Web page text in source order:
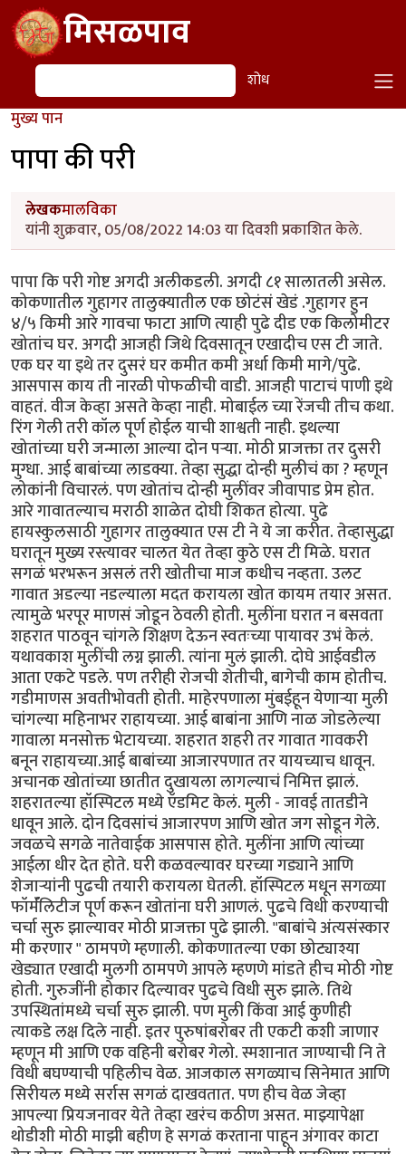
Skip to main contentमिसळपाव
शोध शोध
मुख्य पान
पापा की परी
लेखकमालविका
यांनी शुक्रवार, 05/08/2022 14:03 या दिवशी प्रकाशित केले.
पापा कि परी गोष्ट अगदी अलीकडली. अगदी ८१ सालातली असेल.
कोकणातील गुहागर तालुक्यातील एक छोटंसं खेडं .गुहागर हुन
४/५ किमी आरे गावचा फाटा आणि त्याही पुढे दीड एक किलोमीटर
खोतांच घर. अगदी आजही जिथे दिवसातून एखादीच एस टी जाते.
एक घर या इथे तर दुसरं घर कमीत कमी अर्धा किमी मागे/पुढे.
आसपास काय ती नारळी पोफळीची वाडी. आजही पाटाचं पाणी इथे
वाहतं. वीज केव्हा असते केव्हा नाही. मोबाईल च्या रेंजची तीच कथा.
रिंग गेली तरी कॉल पूर्ण होईल याची शाश्वती नाही. इथल्या
खोतांच्या घरी जन्माला आल्या दोन पऱ्या. मोठी प्राजक्ता तर दुसरी
मुग्धा. आई बाबांच्या लाडक्या. तेव्हा सुद्धा दोन्ही मुलीचं का ? म्हणून
लोकांनी विचारलं. पण खोतांच दोन्ही मुलींवर जीवापाड प्रेम होत.
आरे गावातल्याच मराठी शाळेत दोघी शिकत होत्या. पुढे
हायस्कुलसाठी गुहागर तालुक्यात एस टी ने ये जा करीत. तेव्हासुद्धा
घरातून मुख्य रस्त्यावर चालत येत तेव्हा कुठे एस टी मिळे. घरात
सगळं भरभरून असलं तरी खोतीचा माज कधीच नव्हता. उलट
गावात अडल्या नडल्याला मदत करायला खोत कायम तयार असत.
त्यामुळे भरपूर माणसं जोडून ठेवली होती. मुलींना घरात न बसवता
शहरात पाठवून चांगले शिक्षण देऊन स्वतःच्या पायावर उभं केलं.
यथावकाश मुलींची लग्न झाली. त्यांना मुलं झाली. दोघे आईवडील
आता एकटे पडले. पण तरीही रोजची शेतीची, बागेची काम होतीच.
गडीमाणस अवतीभोवती होती. माहेरपणाला मुंबईहून येणाऱ्या मुली
चांगल्या महिनाभर राहायच्या. आई बाबांना आणि नाळ जोडलेल्या
गावाला मनसोक्त भेटायच्या. शहरात शहरी तर गावात गावकरी
बनून राहायच्या.आई बाबांच्या आजारपणात तर यायच्याच धावून.
अचानक खोतांच्या छातीत दुखायला लागल्याचं निमित्त झालं.
शहरातल्या हॉस्पिटल मध्ये ऍडमिट केलं. मुली - जावई तातडीने
धावून आले. दोन दिवसांचं आजारपण आणि खोत जग सोडून गेले.
जवळचे सगळे नातेवाईक आसपास होते. मुलींना आणि त्यांच्या
आईला धीर देत होते. घरी कळवल्यावर घरच्या गड्याने आणि
शेजाऱ्यांनी पुढची तयारी करायला घेतली. हॉस्पिटल मधून सगळ्या
फॉर्मॅलिटीज पूर्ण करून खोतांना घरी आणलं. पुढचे विधी करण्याची
चर्चा सुरु झाल्यावर मोठी प्राजक्ता पुढे झाली. "बाबांचे अंत्यसंस्कार
मी करणार " ठामपणे म्हणाली. कोकणातल्या एका छोट्याश्या
खेड्यात एखादी मुलगी ठामपणे आपले म्हणणे मांडते हीच मोठी गोष्ट
होती. गुरुजींनी होकार दिल्यावर पुढचे विधी सुरु झाले. तिथे
उपस्थितांमध्ये चर्चा सुरु झाली. पण मुली किंवा आई कुणीही
त्याकडे लक्ष दिले नाही. इतर पुरुषांबरोबर ती एकटी कशी जाणार
म्हणून मी आणि एक वहिनी बरोबर गेलो. स्मशानात जाण्याची नि ते
विधी बघण्याची पहिलीच वेळ. आजकाल सगळ्याच सिनेमात आणि
सिरीयल मध्ये सर्रास सगळं दाखवतात. पण हीच वेळ जेव्हा
आपल्या प्रियजनावर येते तेव्हा खरंच कठीण असत. माझ्यापेक्षा
थोडीशी मोठी माझी बहीण हे सगळं करताना पाहून अंगावर काटा